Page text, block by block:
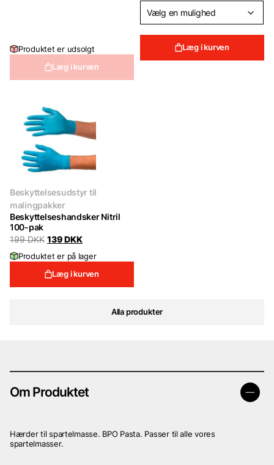
Alla produkter
Produktet er udsolgt
Læg i kurven
Læg i kurven
Beskyttelsesudstyr til
malingpakker
Beskyttelseshandsker Nitril
100-pak
199DKK Original
was:
139DKKCurrent
is:
Produktet er på lager
Læg i kurven
Om Produktet
Hærder til spartelmasse. BPO Pasta. Passer til alle vores
spartelmasser.